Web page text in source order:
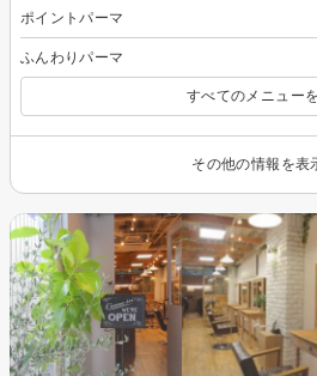
ポイントパーマ
ふんわりパーマ
すべてのメニュー
その他の情報を表